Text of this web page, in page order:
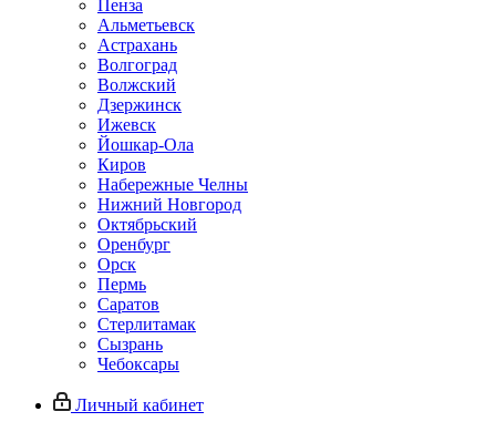
Пенза
Альметьевск
Астрахань
Волгоград
Волжский
Дзержинск
Ижевск
Йошкар-Ола
Киров
Набережные Челны
Нижний Новгород
Октябрьский
Оренбург
Орск
Пермь
Саратов
Стерлитамак
Сызрань
Чебоксары
Личный кабинет